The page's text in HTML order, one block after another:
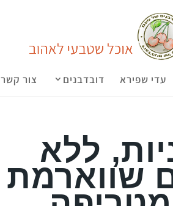
עדי שפירא דובדבנים צור קשר
ללא
שווארמת